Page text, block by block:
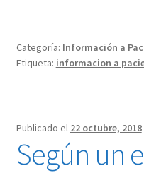
Categoría: Información a
Etiqueta: informacion a
Publicado el 22 octubre, 2018
Según un